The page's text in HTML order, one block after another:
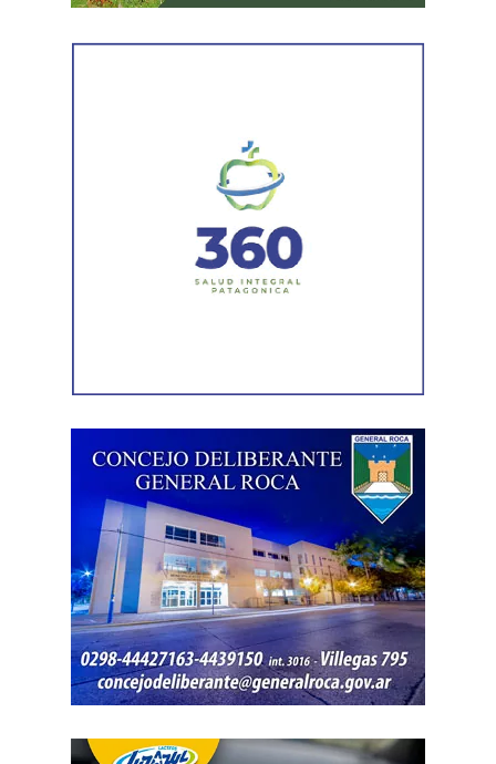
Las gestiones ante el BID comprenden un crédito de
85 millones de dólares destinado a ampliar la
producción, incorporar nuevas áreas bajo riego
efectos del cambio climático;y otro de 60 millones de
dólares para equipamiento y modernización de los
ministro de Salud, Demetrio Thalasselis; el ministro de
Hacienda, Gabriel Sánchez y el director ejecutivo de la
Unidad Provincial de Coordinación y Ejecución del
Financiamiento Externo (UPCEFE), Martín Camiña.